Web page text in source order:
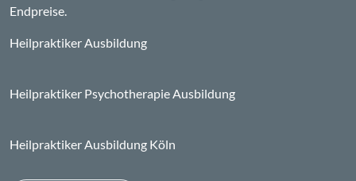
Endpreise.
Heilpraktiker Ausbildung
Heilpraktiker Psychotherapie Ausbildung
Heilpraktiker Ausbildung Köln